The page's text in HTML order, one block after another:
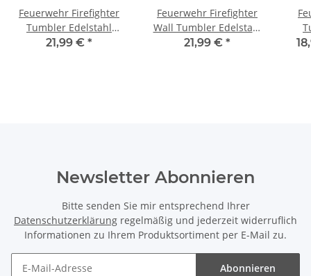
Feuerwehr Firefighter
Tumbler Edelstahl
Trinkflasche inkl
21,99 € *
Feuerwehr Firefighter
Wall Tumbler Edelstahl
Trinkflasche inkl
21,99 € *
Newsletter Abonnieren
Bitte senden Sie mir entsprechend Ihrer
Datenschutzerklärung regelmäßig und jederzeit widerruflich
Informationen zu Ihrem Produktsortiment per E-Mail zu.
Abonnieren